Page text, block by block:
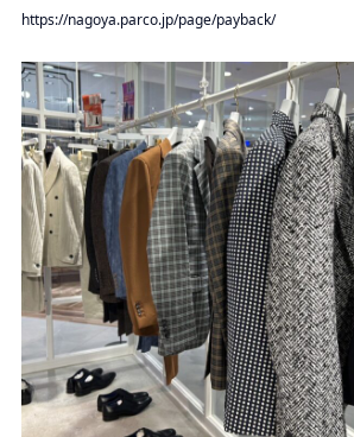
https://nagoya.parco.jp/page/payback/